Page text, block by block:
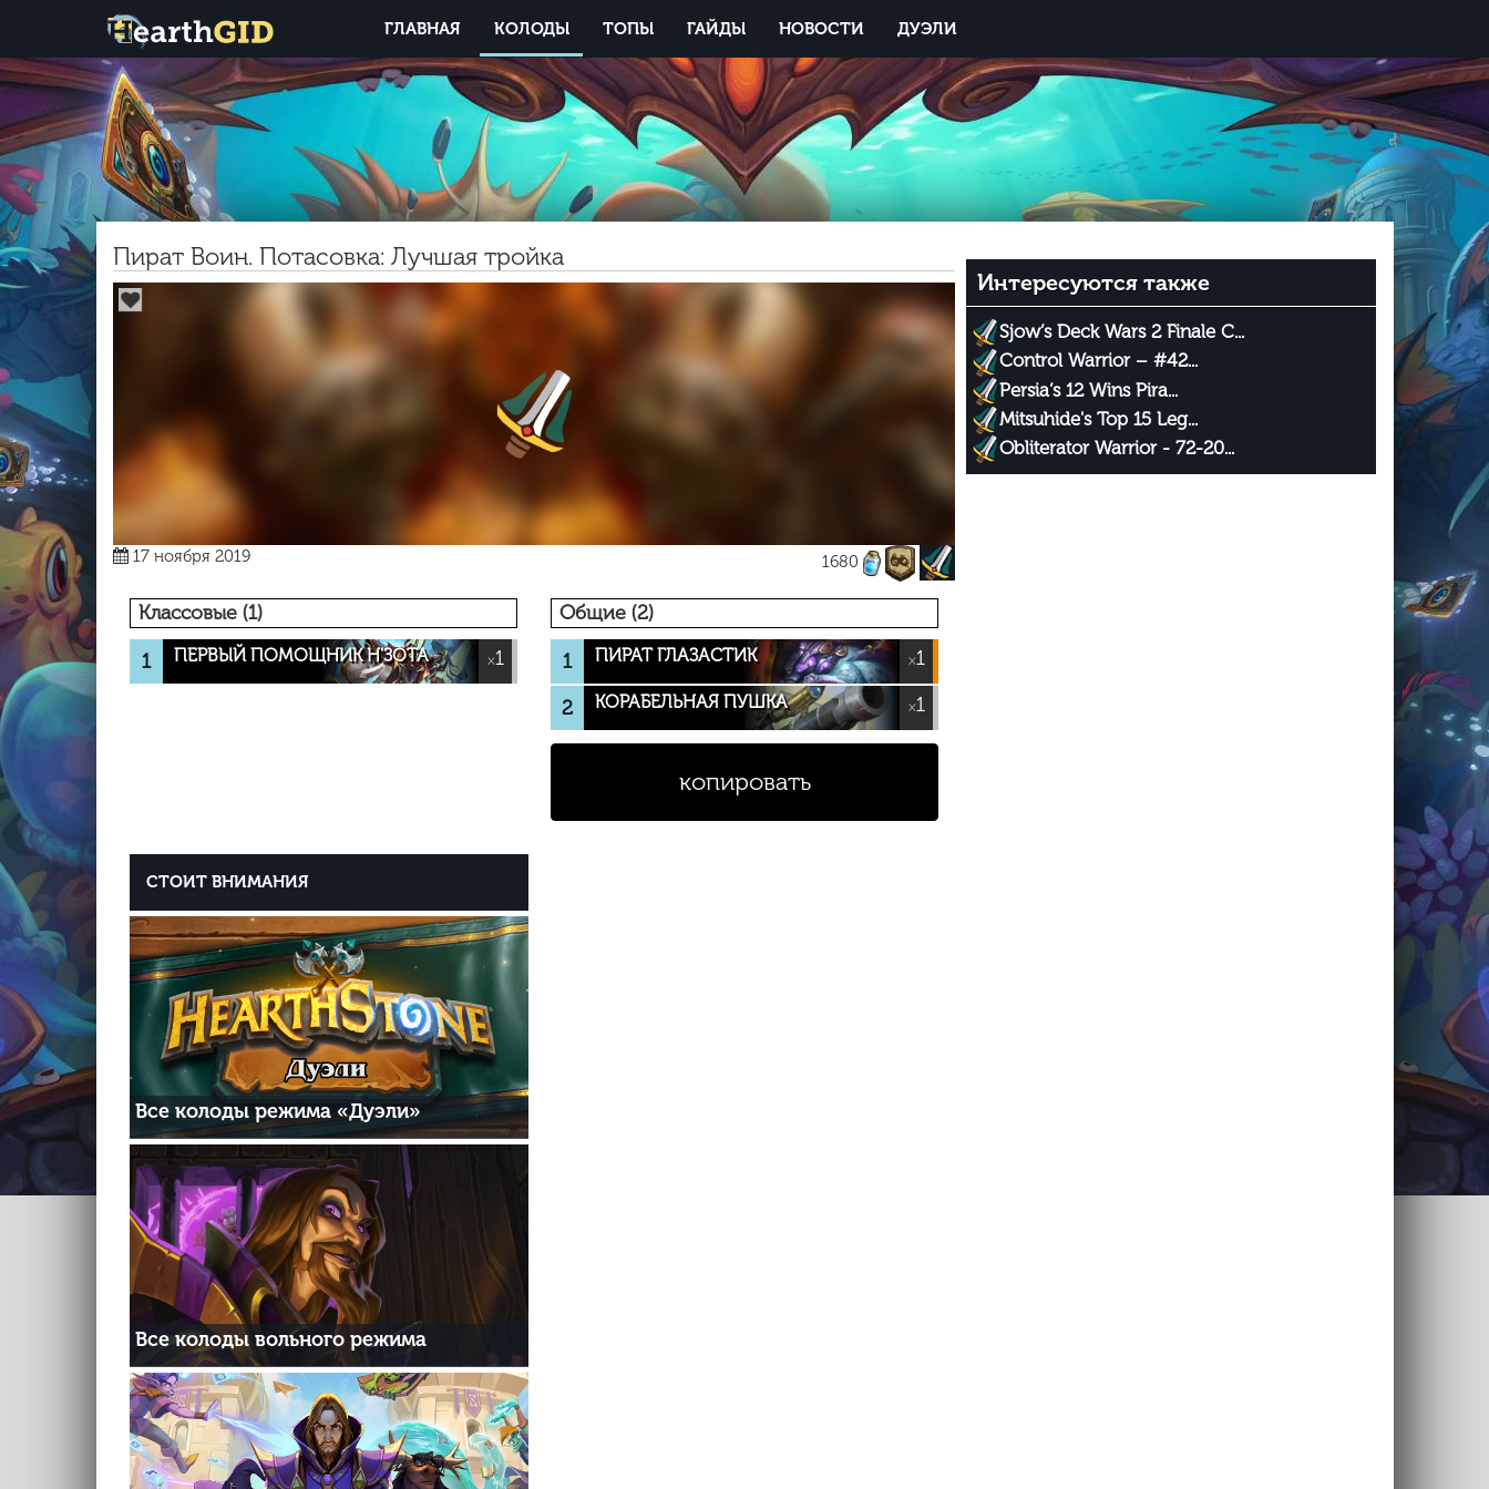
ГЛАВНАЯ КОЛОДЫ ТОПЫ ГАЙДЫ НОВОСТИ ДУЭЛИ
Пират Воин. Потасовка: Лучшая тройка
17 ноября 2019 1680
Классовые (1)
1
ПЕРВЫЙ ПОМОЩНИК Н'ЗОТА ×1
Общие (2)
1
ПИРАТ ГЛАЗАСТИК ×1
2 КОРАБЕЛЬНАЯ ПУШКА ×1
копировать
Интересуются также
Sjow’s Deck Wars 2 Finale C...
Control Warrior – #42...
Persia’s 12 Wins Pira...
Mitsuhide's Top 15 Leg...
Obliterator Warrior - 72-20...
СТОИТ ВНИМАНИЯ
Все колоды режима «Дуэли»
Все колоды вольного режима